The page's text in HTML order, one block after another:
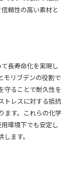
頼性の高い素材と
長寿命化を実現し
モリブデンの役割で
守ることで耐久性を
トレスに対する抵抗
ます。これらの化学
環境下でも安定し
ます。